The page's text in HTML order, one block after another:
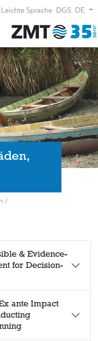
Leichte Sprache DGS DE
/
& Evidence-
for Decision-
ante Impact